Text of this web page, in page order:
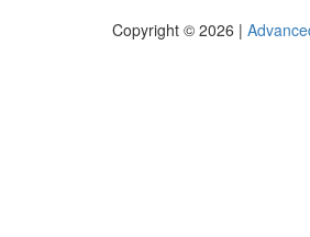
Copyright © 2026 |